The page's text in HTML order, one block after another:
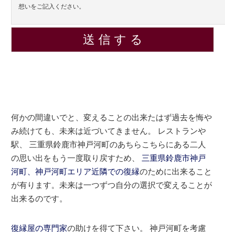
想いをご記入ください。
何かの間違いでと、変えることの出来たはず過去を悔や
み続けても、未来は近づいてきません。 レストランや
駅、 三重県鈴鹿市神戸河町のあちらこちらにある二人
の思い出をもう一度取り戻すため、
三重県鈴鹿市神戸
河町、神戸河町エリア近隣での復縁のために出来ること
が有ります。未来は一つずつ自分の選択で変えることが
出来るのです。
復縁屋の専門家の助けを得て下さい。 神戸河町を考慮